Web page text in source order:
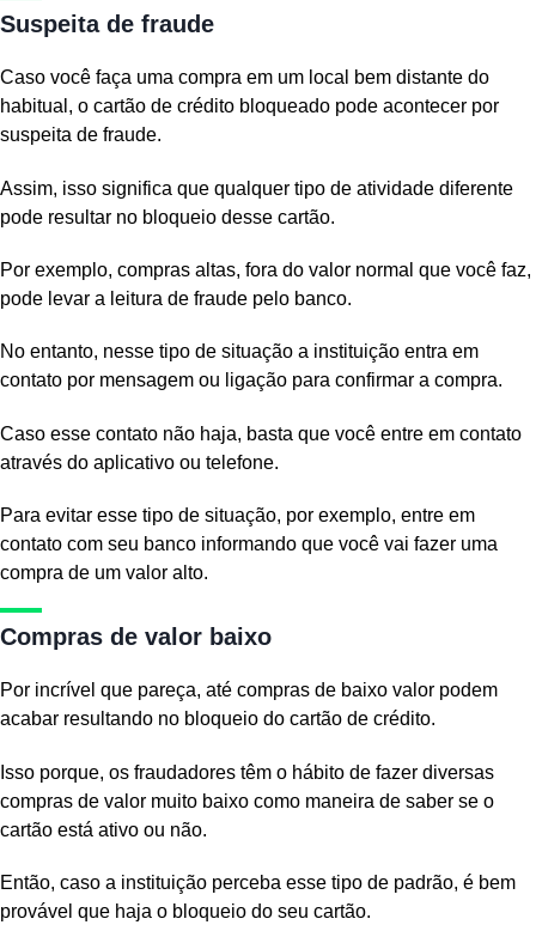
Suspeita de fraude
Caso você faça uma compra em um local bem distante do
habitual, o cartão de crédito bloqueado pode acontecer por
suspeita de fraude.
Assim, isso significa que qualquer tipo de atividade diferente
pode resultar no bloqueio desse cartão.
Por exemplo, compras altas, fora do valor normal que você faz,
pode levar a leitura de fraude pelo banco.
No entanto, nesse tipo de situação a instituição entra em
contato por mensagem ou ligação para confirmar a compra.
Caso esse contato não haja, basta que você entre em contato
através do aplicativo ou telefone.
Para evitar esse tipo de situação, por exemplo, entre em
contato com seu banco informando que você vai fazer uma
compra de um valor alto.
Compras de valor baixo
Por incrível que pareça, até compras de baixo valor podem
acabar resultando no bloqueio do cartão de crédito.
Isso porque, os fraudadores têm o hábito de fazer diversas
compras de valor muito baixo como maneira de saber se o
cartão está ativo ou não.
Então, caso a instituição perceba esse tipo de padrão, é bem
provável que haja o bloqueio do seu cartão.